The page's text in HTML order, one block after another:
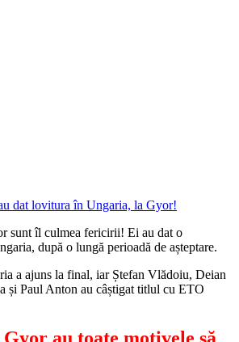
sunt îl culmea fericirii! Ei au dat o
după o lungă perioadă de așteptare.
a ajuns la final, iar Ștefan Vlădoiu, Deian
și Paul Anton au câștigat titlul cu ETO
au toate motivele să